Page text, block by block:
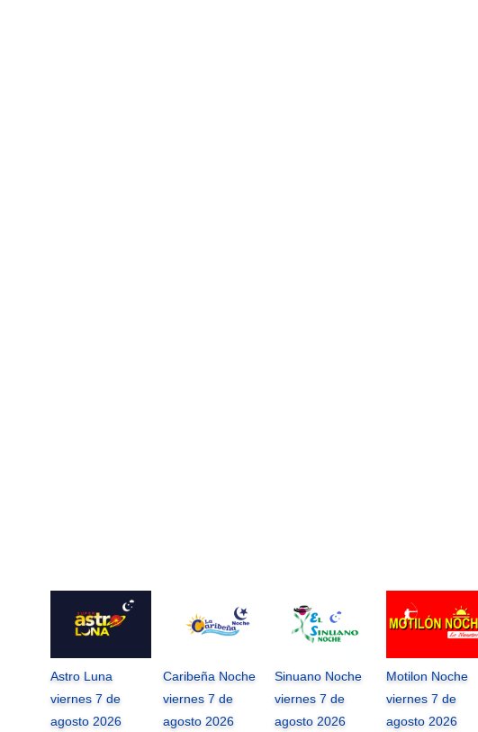
Astro Luna
viernes 7 de
agosto 2026
Caribeña Noche
viernes 7 de
agosto 2026
Sinuano Noche
viernes 7 de
agosto 2026
Motilon Noche
viernes 7 de
agosto 2026